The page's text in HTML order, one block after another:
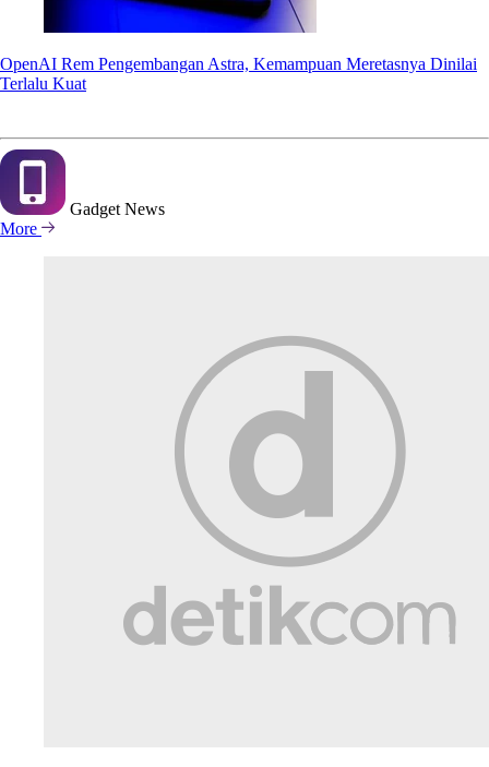
OpenAI Rem Pengembangan Astra, Kemampuan Meretasnya Dinilai
Terlalu Kuat
Gadget News
More